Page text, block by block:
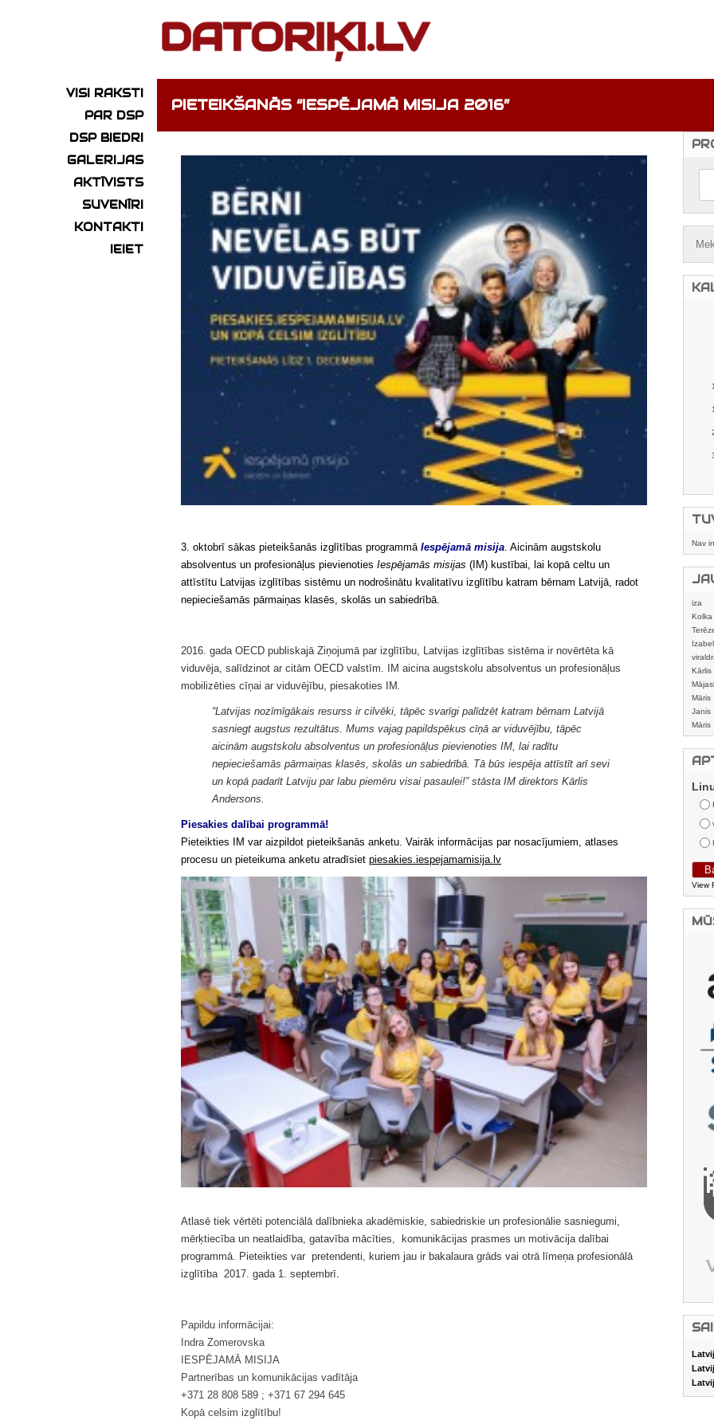
VISI RAKSTI
PAR DSP
DSP BIEDRI
GALERIJAS
AKTĪVISTS
SUVENĪRI
KONTAKTI
IEIET
PIETEIKŠANĀS “IESPĒJAMĀ MISIJA 2016”
3. oktobrī sākas pieteikšanās izglītības programmā Iespējamā misija. Aicinām augstskolu
absolventus un profesionāļus pievienoties Iespējamās misijas (IM) kustībai, lai kopā celtu un
attīstītu Latvijas izglītības sistēmu un nodrošinātu kvalitatīvu izglītību katram bērnam Latvijā, radot
nepieciešamās pārmaiņas klasēs, skolās un sabiedrībā.
2016. gada OECD publiskajā Ziņojumā par izglītību, Latvijas izglītības sistēma ir novērtēta kā
viduvēja, salīdzinot ar citām OECD valstīm. IM aicina augstskolu absolventus un profesionāļus
mobilizēties cīņai ar viduvējību, piesakoties IM.
“Latvijas nozīmīgākais resurss ir cilvēki, tāpēc svarīgi palīdzēt katram bērnam Latvijā
sasniegt augstus rezultātus. Mums vajag papildspēkus cīņā ar viduvējību, tāpēc
aicinām augstskolu absolventus un profesionāļus pievienoties IM, lai radītu
nepieciešamās pārmaiņas klasēs, skolās un sabiedrībā. Tā būs iespēja attīstīt arī sevi
un kopā padarīt Latviju par labu piemēru visai pasaulei!” stāsta IM direktors Kārlis
Andersons.
Piesakies dalībai programmā!
Pieteikties IM var aizpildot pieteikšanās anketu. Vairāk informācijas par nosacījumiem, atlases
procesu un pieteikuma anketu atradīsiet piesakies.iespejamamisija.lv
Atlasē tiek vērtēti potenciālā dalībnieka akadēmiskie, sabiedriskie un profesionālie sasniegumi,
mērķtiecība un neatlaidība, gatavība mācīties, komunikācijas prasmes un motivācija dalībai
programmā. Pieteikties var pretendenti, kuriem jau ir bakalaura grāds vai otrā līmeņa profesionālā
izglītība 2017. gada 1. septembrī.
Papildu informācijai:
Indra Zomerovska
IESPĒJAMĀ MISIJA
Partnerības un komunikācijas vadītāja
+371 28 808 589 ; +371 67 294 645
Kopā celsim izglītību!
Nav
iza
Kolka
Kārlis
Māris
Janis
Māris
View